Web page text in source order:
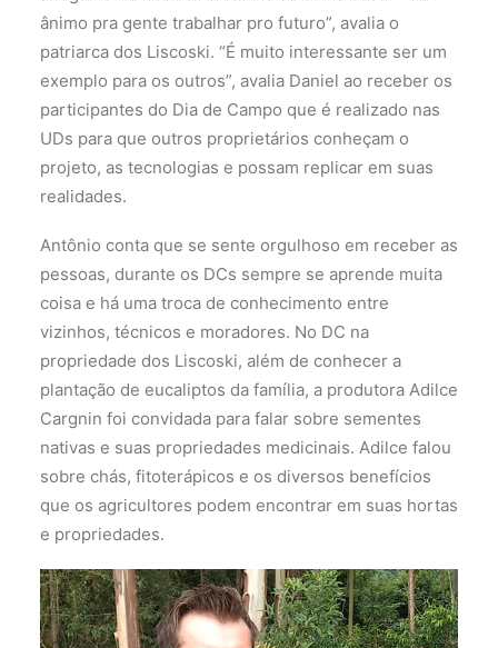
ânimo pra gente trabalhar pro futuro”, avalia o
patriarca dos Liscoski. “É muito interessante ser um
exemplo para os outros”, avalia Daniel ao receber os
participantes do Dia de Campo que é realizado nas
UDs para que outros proprietários conheçam o
projeto, as tecnologias e possam replicar em suas
realidades.
Antônio conta que se sente orgulhoso em receber as
pessoas, durante os DCs sempre se aprende muita
coisa e há uma troca de conhecimento entre
vizinhos, técnicos e moradores. No DC na
propriedade dos Liscoski, além de conhecer a
plantação de eucaliptos da família, a produtora Adilce
Cargnin foi convidada para falar sobre sementes
nativas e suas propriedades medicinais. Adilce falou
sobre chás, fitoterápicos e os diversos benefícios
que os agricultores podem encontrar em suas hortas
e propriedades.